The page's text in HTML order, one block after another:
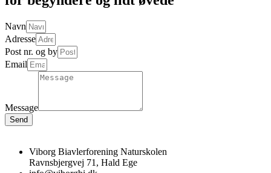
Navn
Adresse
Post nr. og by
Email
Message
Send
Viborg Biavlerforening Naturskolen
Ravnsbjergvej 71, Hald Ege